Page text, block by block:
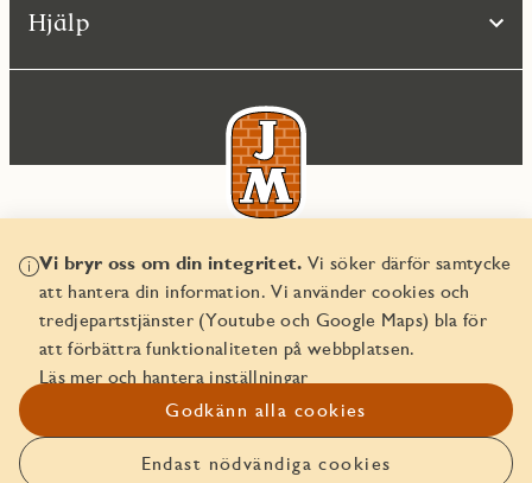
Vi bryr oss om din integritet. Vi söker därför samtycke
att hantera din information. Vi använder cookies och
tredjepartstjänster (Youtube och Google Maps) bla för
att förbättra funktionaliteten på webbplatsen.
Läs mer och hantera inställningar
Godkänn alla cookies
Endast nödvändiga cookies
Hjälp
© JM AB 2026
Organisationsnummer 556045-2103